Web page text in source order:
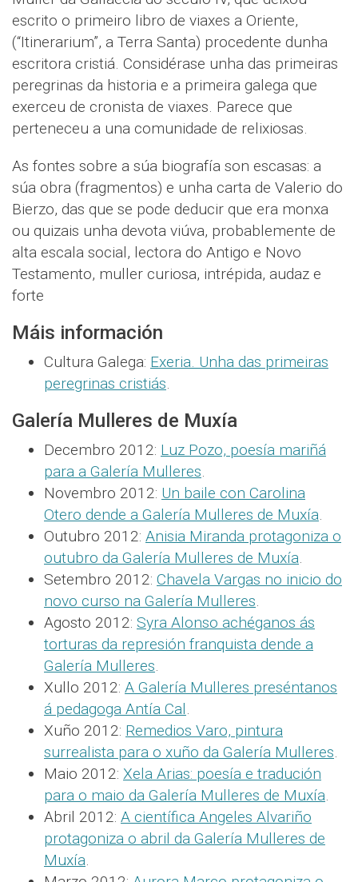
escrito o primeiro libro de viaxes a Oriente,
(“Itinerarium”, a Terra Santa) procedente dunha
escritora cristiá. Considérase unha das primeiras
peregrinas da historia e a primeira galega que
exerceu de cronista de viaxes. Parece que
perteneceu a una comunidade de relixiosas.
As fontes sobre a súa biografía son escasas: a
súa obra (fragmentos) e unha carta de Valerio do
Bierzo, das que se pode deducir que era monxa
ou quizais unha devota viúva, probablemente de
alta escala social, lectora do Antigo e Novo
Testamento, muller curiosa, intrépida, audaz e
forte
Máis información
Cultura Galega: Exeria. Unha das primeiras
peregrinas cristiás.
Galería Mulleres de Muxía
Decembro 2012: Luz Pozo, poesía mariñá
para a Galería Mulleres.
Novembro 2012: Un baile con Carolina
Otero dende a Galería Mulleres de Muxía.
Outubro 2012: Anisia Miranda protagoniza o
outubro da Galería Mulleres de Muxía.
Setembro 2012: Chavela Vargas no inicio do
novo curso na Galería Mulleres.
Agosto 2012: Syra Alonso achéganos ás
torturas da represión franquista dende a
Galería Mulleres.
Xullo 2012: A Galería Mulleres preséntanos
á pedagoga Antía Cal.
Xuño 2012: Remedios Varo, pintura
surrealista para o xuño da Galería Mulleres.
Maio 2012: Xela Arias: poesía e tradución
para o maio da Galería Mulleres de Muxía.
Abril 2012: A científica Angeles Alvariño
protagoniza o abril da Galería Mulleres de
Muxía.